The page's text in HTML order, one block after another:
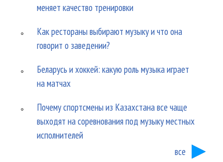
меняет качество тренировки
Как рестораны выбирают музыку и что она
говорит о заведении?
Беларусь и хоккей: какую роль музыка играет
на матчах
Почему спортсмены из Казахстана все чаще
выходят на соревнования под музыку местных
исполнителей
все